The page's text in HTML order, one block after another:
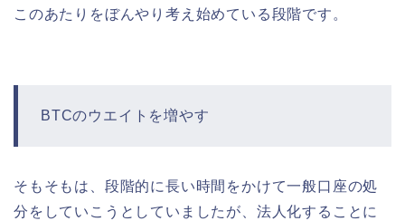
このあたりをぼんやり考え始めている段階です。
BTCのウエイトを増やす
そもそもは、段階的に長い時間をかけて一般口座の処
分をしていこうとしていましたが、法人化することに